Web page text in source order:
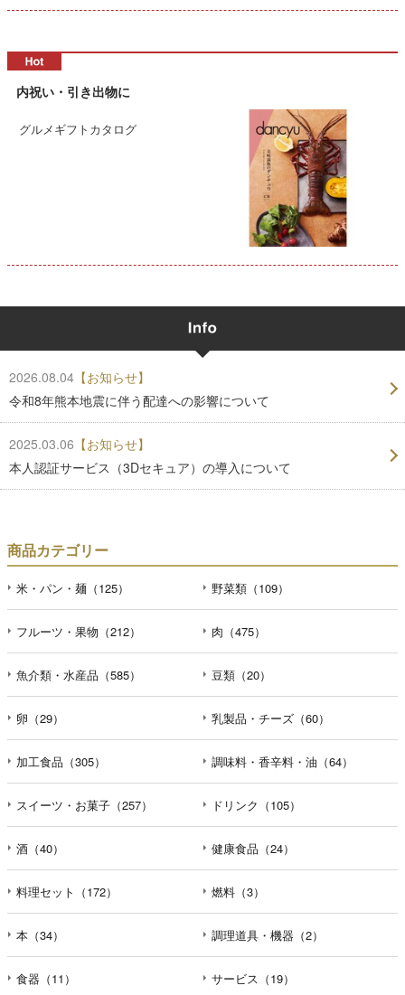
内祝い・引き出物に
グルメギフトカタログ
2026.08.04 【お知らせ】
令和8年熊本地震に伴う配達への影響について
2025.03.06 【お知らせ】
本人認証サービス（3Dセキュア）の導入について
商品カテゴリー
米・パン・麺（125） 野菜類（109）
フルーツ・果物（212） 肉（475）
魚介類・水産品（585） 豆類（20）
卵（29） 乳製品・チーズ（60）
加工食品（305） 調味料・香辛料・油（64）
スイーツ・お菓子（257） ドリンク（105）
酒（40） 健康食品（24）
料理セット（172） 燃料（3）
本（34） 調理道具・機器（2）
食器（11） サービス（19）